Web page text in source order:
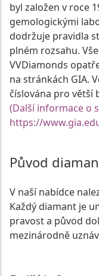
byl založen v roce
gemologickými
dodržuje pravidla
plném rozsahu.
VVDiamonds
na stránkách GIA.
číslována pro větší
(Další informace o
https://
Původ
V naší nabídce
Každý diamant je
pravost a původ
mezinárodně